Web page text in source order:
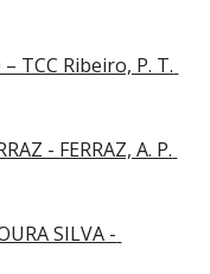
– TCC Ribeiro, P. T.
- FERRAZ, A. P.
SILVA -